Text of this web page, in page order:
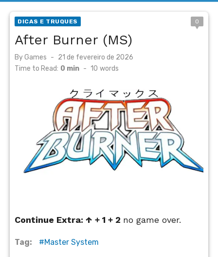
DICAS E TRUQUES 0
After Burner (MS)
ByGames
Posted
on
21 de fevereiro de 2026
Time to Read: 0 min - 10 words
Continue Extra: ↑ + 1 + 2 no game over.
Tag: Master System